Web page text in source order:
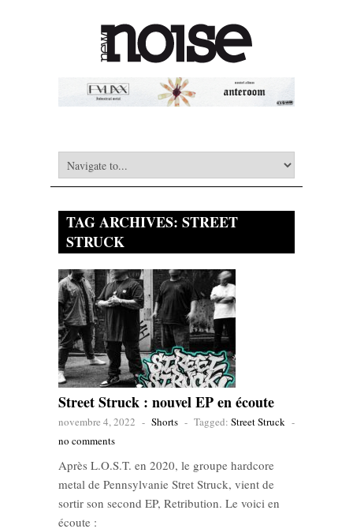
TAG ARCHIVES: STREET
STRUCK
Street Struck : nouvel EP en écoute
novembre 4, 2022 - Shorts - Tagged: Street Struck -
no comments
Après L.O.S.T. en 2020, le groupe hardcore
metal de Pennsylvanie Stret Struck, vient de
sortir son second EP, Retribution. Le voici en
écoute :